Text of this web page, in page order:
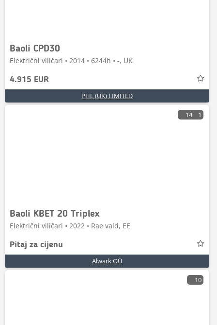
Baoli CPD30
Električni viličari • 2014 • 6244h • -, UK
4.915 EUR
PHL (UK) LIMITED
14 1
Baoli KBET 20 Triplex
Električni viličari • 2022 • Rae vald, EE
Pitaj za cijenu
Alwark OÜ
10